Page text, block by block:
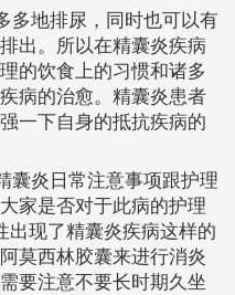
多地排尿，同时也可以有
出。所以在精囊炎疾病
的饮食上的习惯和诸多
病的治愈。精囊炎患者
一下自身的抵抗疾病的
囊炎日常注意事项跟护理
家是否对于此病的护理
出现了精囊炎疾病这样的
莫西林胶囊来进行消炎
要注意不要长时期久坐